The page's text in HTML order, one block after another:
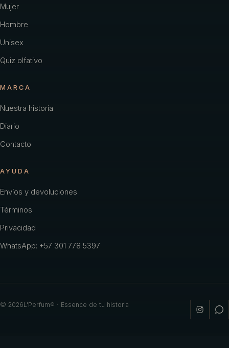
Mujer
Hombre
Unisex
Quiz olfativo
MARCA
Nuestra historia
Diario
Contacto
AYUDA
Envíos y devoluciones
Términos
Privacidad
WhatsApp: +57 301 778 5397
© 2026L'Perfum® · Essence de tu historia